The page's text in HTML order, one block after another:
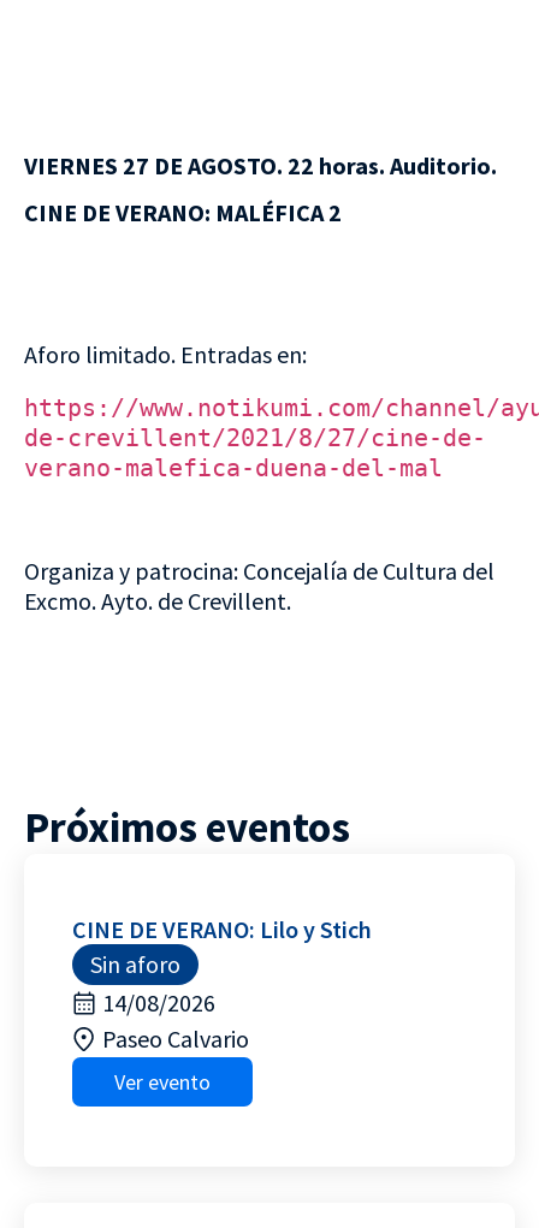
VIERNES 27 DE AGOSTO. 22 horas. Auditorio.
CINE DE VERANO: MALÉFICA 2
Aforo limitado. Entradas en:
https://www.notikumi.com/channel/
de-crevillent/2021/8/27/cine-de-
verano-malefica-duena-del-mal
Organiza y patrocina: Concejalía de Cultura del
Excmo. Ayto. de Crevillent.
Próximos eventos
CINE DE VERANO: Lilo y Stich
Sin aforo
14/08/2026
Paseo Calvario
Ver evento